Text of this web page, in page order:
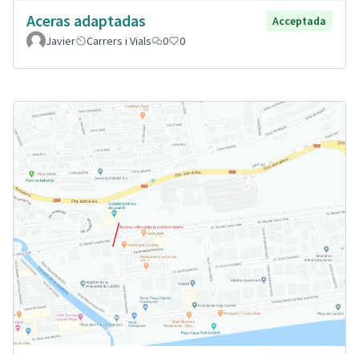
Aceras adaptadas
Acceptada
Javier
Carrers i Vials 0 0